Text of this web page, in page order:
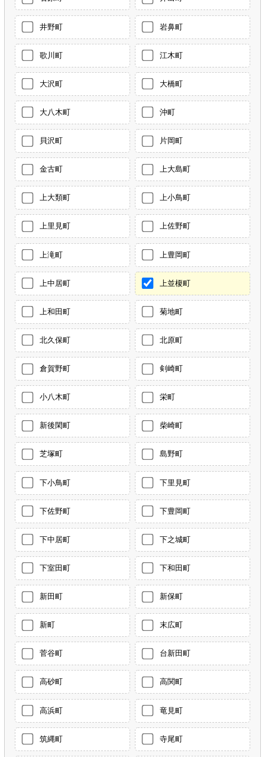
井野町 岩鼻町
歌川町 江木町
大沢町 大橋町
大八木町 沖町
貝沢町 片岡町
金古町 上大島町
上大類町 上小鳥町
上里見町 上佐野町
上滝町 上豊岡町
上中居町 上並榎町
上和田町 菊地町
北久保町 北原町
倉賀野町 剣崎町
小八木町 栄町
新後閑町 柴崎町
芝塚町 島野町
下小鳥町 下里見町
下佐野町 下豊岡町
下中居町 下之城町
下室田町 下和田町
新田町 新保町
新町 末広町
菅谷町 台新田町
高砂町 高関町
高浜町 竜見町
筑縄町 寺尾町